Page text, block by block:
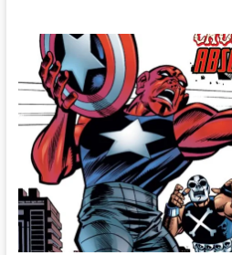
etapa
de
Dan
Slott
en
los
4F
y
hola
de
nuevo
a
unos